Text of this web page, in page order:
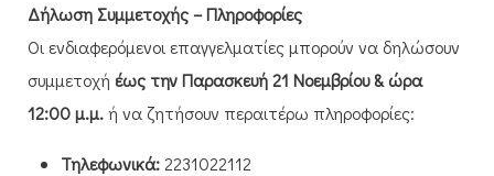
Δήλωση Συμμετοχής – Πληροφορίες
Οι ενδιαφερόμενοι επαγγελματίες μπορούν να δηλώσουν
συμμετοχή έως την Παρασκευή 21 Νοεμβρίου & ώρα
12:00 μ.μ.ή να ζητήσουν περαιτέρω πληροφορίες:
Τηλεφωνικά:2231022112